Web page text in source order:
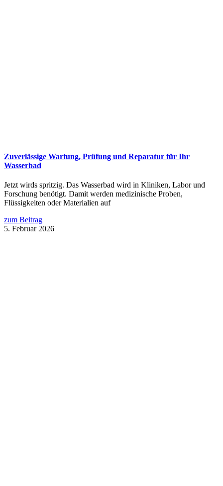
Zuverlässige Wartung, Prüfung und Reparatur für Ihr
Wasserbad
Jetzt wirds spritzig. Das Wasserbad wird in Kliniken, Labor und
Forschung benötigt. Damit werden medizinische Proben,
Flüssigkeiten oder Materialien auf
zum Beitrag
5. Februar 2026